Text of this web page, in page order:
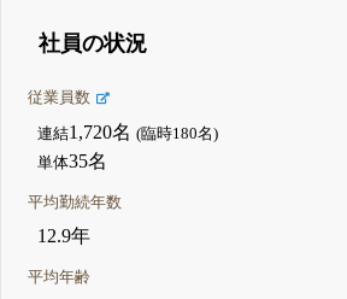
社員の状況
従業員数
連結1,720名(臨時180名)
単体35名
平均勤続年数
12.9年
平均年齢